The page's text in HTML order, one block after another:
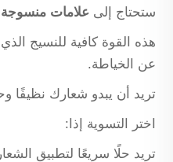
ستحتاج إلى علامات
هذه القوة كافية للنسيج
عن الخياطة.
تريد أن يبدو شعارك نظيفًا
اختر التسوية إذا:
تريد حلًا سريعًا لتطبيق